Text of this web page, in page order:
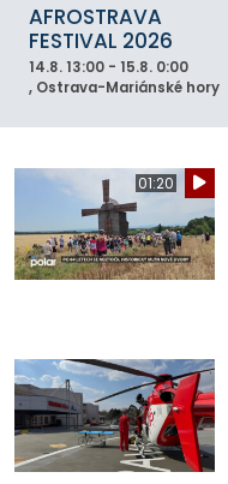
AFROSTRAVA
FESTIVAL 2026
14.8. 13:00 - 15.8. 0:00
, Ostrava-Mariánské hory
01:20